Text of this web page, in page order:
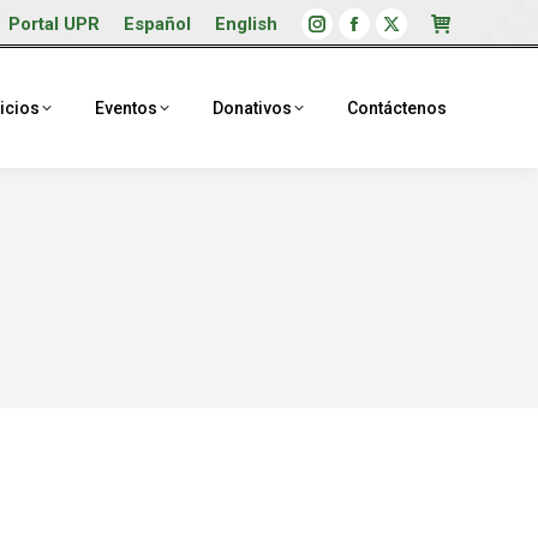
Portal UPR Español English
Instagram
opens
Facebook
opens
X
opens
Eventos Donativos Contáctenos